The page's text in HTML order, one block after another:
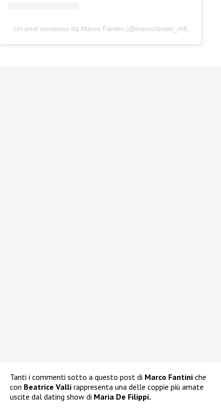
Un post condiviso da Marco Fantini (@marcofantini_mf)
Tanti i commenti sotto a questo post di Marco Fantini che
con Beatrice Valli rappresenta una delle coppie più amate
uscite dal dating show di Maria De Filippi.